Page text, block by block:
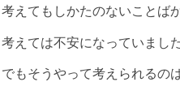
考えてもしかたのないことば
考えては不安になっていました
でもそうやって考えられるの